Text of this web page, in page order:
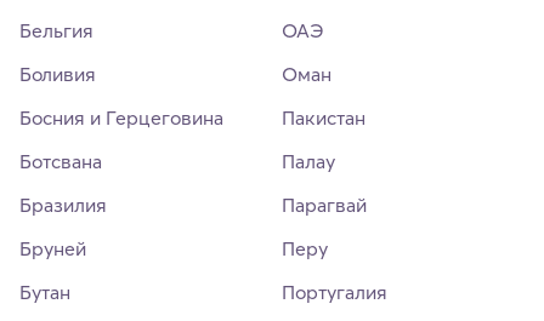
Бельгия
Боливия
Босния и Герцеговина
Ботсвана
Бразилия
Бруней
Бутан
ОАЭ
Оман
Пакистан
Палау
Парагвай
Перу
Португалия